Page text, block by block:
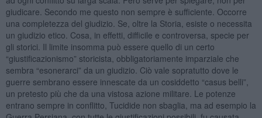
giudicare. Secondo me questo non sempre è sufficiente. Occorre
una completezza del giudizio. Se, oltre la Storia, esiste o necessita
un giudizio etico. Cosa, in effetti, difficile e controversa, specie per
gli storici. Il limite insomma può essere quello di un certo
“giustificazionismo” storicista, obbligatoriamente imparziale che
sembra “esonerarci” da un giudizio. Ciò vale sopratutto dove le
guerre sembrano essere innescate da un cosiddetto “casus belli”,
un pretesto più che da una vistosa azione militare. Le potenze
entrano sempre in conflitto, Tucidide non sbaglia, ma ad esempio la